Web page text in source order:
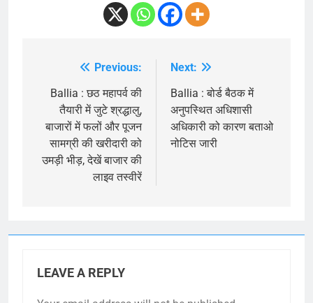
navigation
Previous:
Ballia : छठ महापर्व की
तैयारी में जुटे श्रद्धालु,
बाजारों में फलों और पूजन
सामग्री की खरीदारी को
उमड़ी भीड़, देखें बाजार की
लाइव तस्वीरें
Next:
Ballia : बोर्ड बैठक में
अनुपस्थित अधिशासी
अधिकारी को कारण बताओ
नोटिस जारी
LEAVE A REPLY